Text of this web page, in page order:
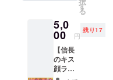
る。NPO 法
人かがわ・
づくり学校
モノハウス
で提供
いたし
ます! ・
数量：1
セット
(バッジ
３点×ハ
下統一
プロ
ジェク
ト四国
編は香
川県・
支援時、必ず備
考欄に希望され
るお名前をご記
入くだされ。
2,000円・5,000
円・10,000円は
す
る
5,0
00 円
残り17
【信長
のキス
顔ラン
チョン